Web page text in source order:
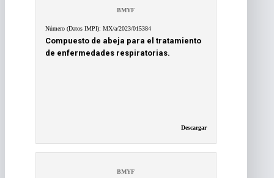
BMYF
Número (Datos IMPI): MX/a/2023/015384
Compuesto de abeja para el tratamiento
de enfermedades respiratorias.
Descargar
BMYF